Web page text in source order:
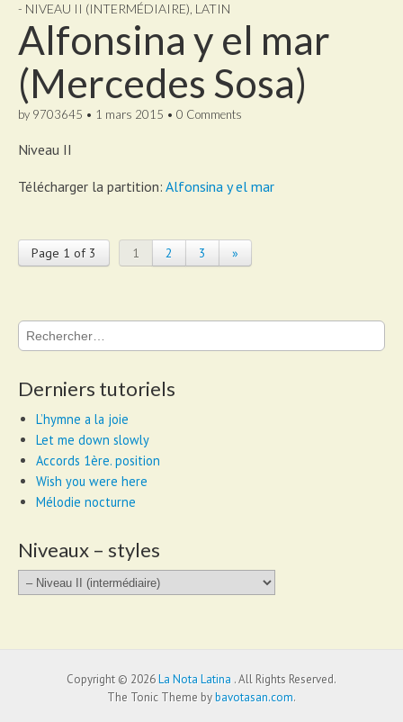
- NIVEAU II (INTERMÉDIAIRE), LATIN
Alfonsina y el mar
(Mercedes Sosa)
by 9703645 • 1 mars 2015 • 0 Comments
Niveau II
Télécharger la partition: Alfonsina y el mar
Page 1 of 3 1 2 3 »
Rechercher :
Derniers tutoriels
L’hymne a la joie
Let me down slowly
Accords 1ère. position
Wish you were here
Mélodie nocturne
Niveaux – styles
Niveaux
–
Copyright © 2026La Nota Latina . All Rights Reserved.
The Tonic Theme bybavotasan.com.